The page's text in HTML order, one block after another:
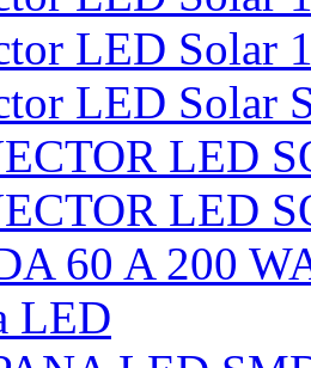
LED Solar
LED Solar
LED
LED
60 A 200
LED